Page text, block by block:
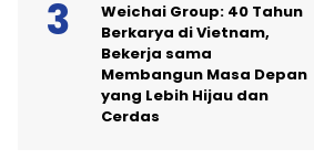
Weichai Group: 40 Tahun
Berkarya di Vietnam,
Bekerja sama
Membangun Masa Depan
yang Lebih Hijau dan
Cerdas